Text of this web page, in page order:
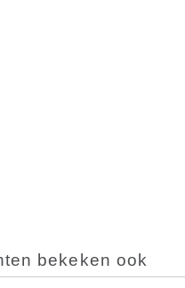
bekeken ook